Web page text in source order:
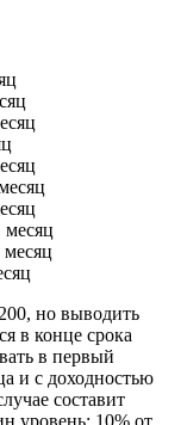
месяц
но выводить
в конце срока
в первый
и с доходностью
составит